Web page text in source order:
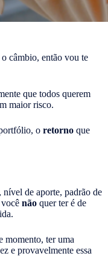
câmbio, então vou te
que todos querem
maior risco.
o retorno que
de aporte, padrão de
não quer ter é de
momento, ter uma
e provavelmente essa